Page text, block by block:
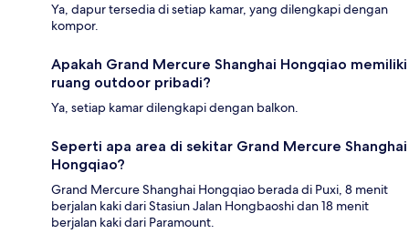
Ya, dapur tersedia di setiap kamar, yang dilengkapi dengan
kompor.
Apakah Grand Mercure Shanghai Hongqiao memiliki
ruang outdoor pribadi?
Ya, setiap kamar dilengkapi dengan balkon.
Seperti apa area di sekitar Grand Mercure Shanghai
Hongqiao?
Grand Mercure Shanghai Hongqiao berada di Puxi, 8 menit
berjalan kaki dari Stasiun Jalan Hongbaoshi dan 18 menit
berjalan kaki dari Paramount.